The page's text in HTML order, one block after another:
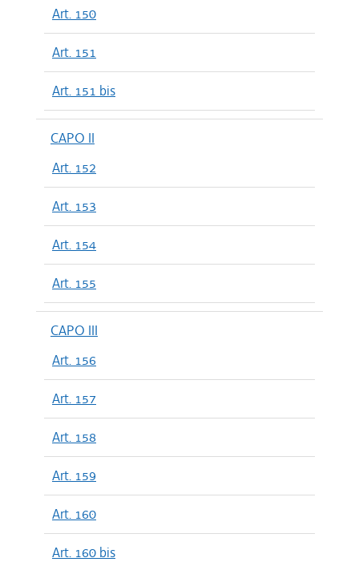
Art. 150
Art. 151
Art. 151 bis
CAPO II
Art. 152
Art. 153
Art. 154
Art. 155
CAPO III
Art. 156
Art. 157
Art. 158
Art. 159
Art. 160
Art. 160 bis